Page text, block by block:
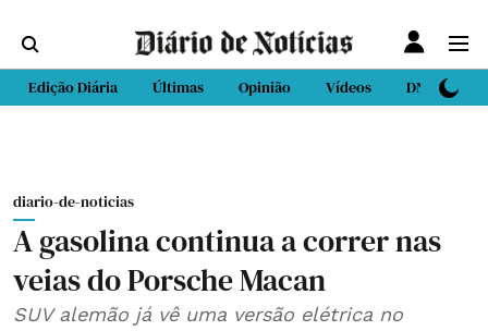
Edição Diária Últimas Opinião Vídeos DN Sport
diario-de-noticias
A gasolina continua a correr nas
veias do Porsche Macan
SUV alemão já vê uma versão elétrica no